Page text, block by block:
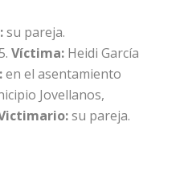
su pareja.
Víctima: Heidi García
en el asentamiento
Jovellanos,
su pareja.